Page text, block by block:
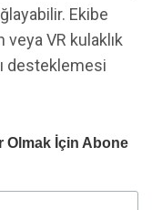
Ekibe
veya VR kulaklık
desteklemesi
Olmak İçin Abone